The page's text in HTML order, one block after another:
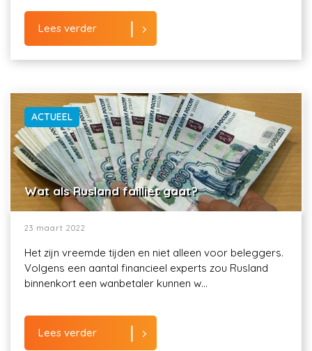
Lees verder
ACTUEEL
Wat als Rusland failliet gaat?
23 maart 2022
Het zijn vreemde tijden en niet alleen voor beleggers.
Volgens een aantal financieel experts zou Rusland
binnenkort een wanbetaler kunnen w...
Lees verder